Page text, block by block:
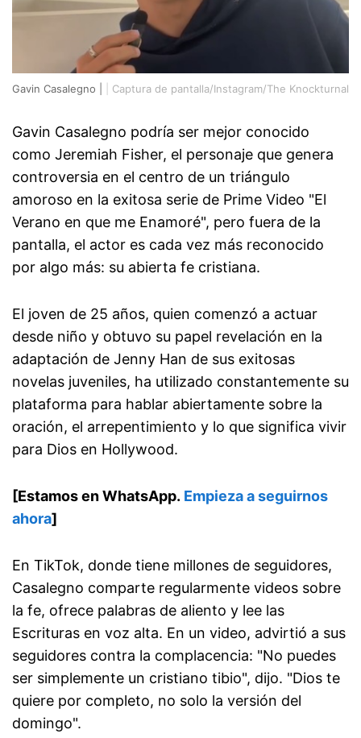
Gavin Casalegno | Captura de pantalla/Instagram/The Knockturnal
Gavin Casalegno podría ser mejor conocido
como Jeremiah Fisher, el personaje que genera
controversia en el centro de un triángulo
amoroso en la exitosa serie de Prime Video "El
Verano en que me Enamoré", pero fuera de la
pantalla, el actor es cada vez más reconocido
por algo más: su abierta fe cristiana.
El joven de 25 años, quien comenzó a actuar
desde niño y obtuvo su papel revelación en la
adaptación de Jenny Han de sus exitosas
novelas juveniles, ha utilizado constantemente su
plataforma para hablar abiertamente sobre la
oración, el arrepentimiento y lo que significa vivir
para Dios en Hollywood.
[Estamos en WhatsApp. Empieza a seguirnos
ahora]
En TikTok, donde tiene millones de seguidores,
Casalegno comparte regularmente videos sobre
la fe, ofrece palabras de aliento y lee las
Escrituras en voz alta. En un video, advirtió a sus
seguidores contra la complacencia: "No puedes
ser simplemente un cristiano tibio", dijo. "Dios te
quiere por completo, no solo la versión del
domingo".